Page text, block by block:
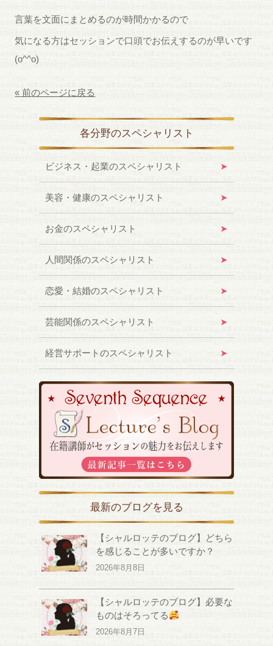
言葉を文面にまとめるのが時間かかるので
気になる方はセッションで口頭でお伝えするのが早いです
(o^^o)
« 前のページに戻る
各分野のスペシャリスト
ビジネス・起業のスペシャリスト
美容・健康のスペシャリスト
お金のスペシャリスト
人間関係のスペシャリスト
恋愛・結婚のスペシャリスト
芸能関係のスペシャリスト
経営サポートのスペシャリスト
最新のブログを見る
【シャルロッテのブログ】どちら
を感じることが多いですか？
2026年8月8日
【シャルロッテのブログ】必要な
ものはそろってる
2026年8月7日